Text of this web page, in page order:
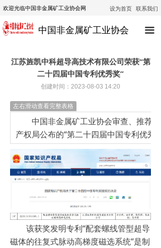
中国非金属矿工业协会
欢迎光临中国非金属矿工业协会网 设为首页 联系我们
끀
首页
协会动态
行业动态
技术咨询
技术培训
经济运行
政策法规
江苏旌凯中科超导高技术有限公司荣获“第
二十四届中国专利优秀奖”
左右滑动查看完整表格
中国非金属矿工业协会审查、推荐
产权局公布的“第二十四届中国专利优秀获
该获奖发明专利“配套螺线管型超导
磁体的往复式脉动高梯度磁选系统”是制
创建时间： 2023-08-03 14:20